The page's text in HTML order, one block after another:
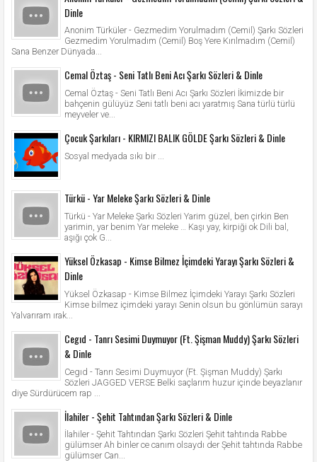
Dinle
Anonim Türküler - Gezmedim Yorulmadım (Cemil) Şarkı Sözleri
Gezmedim Yorulmadım (Cemil) Boş Yere Kırılmadım (Cemil)
Sana Benzer Dünyada...
Cemal Öztaş - Seni Tatlı Beni Acı Şarkı Sözleri & Dinle
Cemal Öztaş - Seni Tatlı Beni Acı Şarkı Sözleri İkimizde bir
bahçenin gülüyüz Seni tatlı beni acı yaratmış Sana türlü türlü
meyveler ve...
Çocuk Şarkıları - KIRMIZI BALIK GÖLDE Şarkı Sözleri & Dinle
Sosyal medyada sıkı bir ...
Türkü - Yar Meleke Şarkı Sözleri & Dinle
Türkü - Yar Meleke Şarkı Sözleri Yarim güzel, ben çirkin Ben
yarimin, yar benim Yar meleke … Kaşı yay, kirpiği ok Dili bal,
aşığı çok G...
Yüksel Özkasap - Kimse Bilmez İçimdeki Yarayı Şarkı Sözleri &
Dinle
Yüksel Özkasap - Kimse Bilmez İçimdeki Yarayı Şarkı Sözleri
Kimse bilmez içimdeki yarayı Senin olsun bu gönlümün sarayı
Yalvarıram ırak...
Cegıd - Tanrı Sesimi Duymuyor (Ft. Şişman Muddy) Şarkı Sözleri
& Dinle
Cegıd - Tanrı Sesimi Duymuyor (Ft. Şişman Muddy) Şarkı
Sözleri JAGGED VERSE Belki saçlarım huzur içinde beyazlanır
diye Sürdürücem rap ...
İlahiler - Şehit Tahtından Şarkı Sözleri & Dinle
İlahiler - Şehit Tahtından Şarkı Sözleri Şehit tahtında Rabbe
gülümser Ah binler ce canım olsaydı der Şehit tahtında Rabbe
gülümser Can...